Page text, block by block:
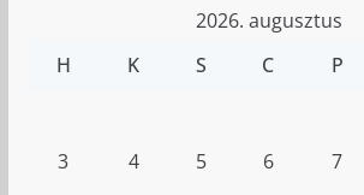
2026. augusztus
H
K S C P
3
4 5 6 7